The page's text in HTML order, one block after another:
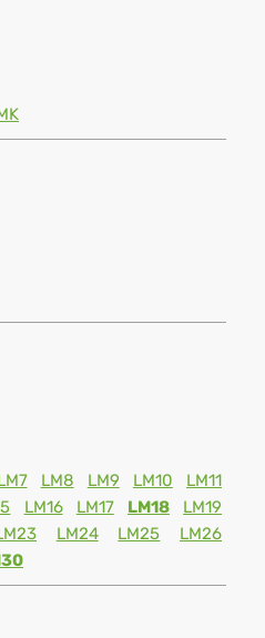
LM8 LM9 LM10
LM11
LM16 LM17 LM18
LM19
LM24 LM25
LM26